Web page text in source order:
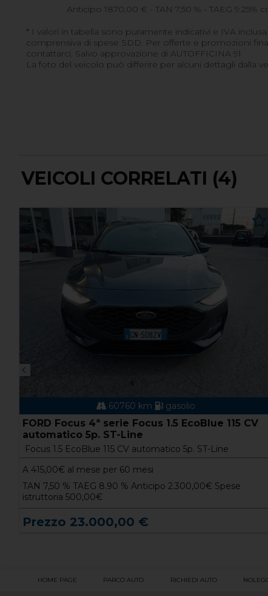
Anticipo 1870,00 € - TAN 7,50 % - TAEG 9.25%
* I valori in tabella sono puramente indicativi e IVA
comprensiva di spese SDD. Per offerte e promozioni
contattarci. Salvo approvazione di AUTOFFICINA 91
La foto del veicolo può differire per alcuni dettagli dalla
VEICOLI CORRELATI (4)
60760 km gasolio
FORD Focus 4ª serie Focus 1.5 EcoBlue 115 CV
automatico 5p. ST-Line
Focus 1.5 EcoBlue 115 CV automatico 5p. ST-Line
A415,00€ al mese per 60 mesi
TAN 7,50 % TAEG 8.90 % Anticipo 2.300,00€ Spese
istruttoria 500,00€
Prezzo 23.000,00 €
HOME PAGE PARCO AUTO RICHIEDI AUTO